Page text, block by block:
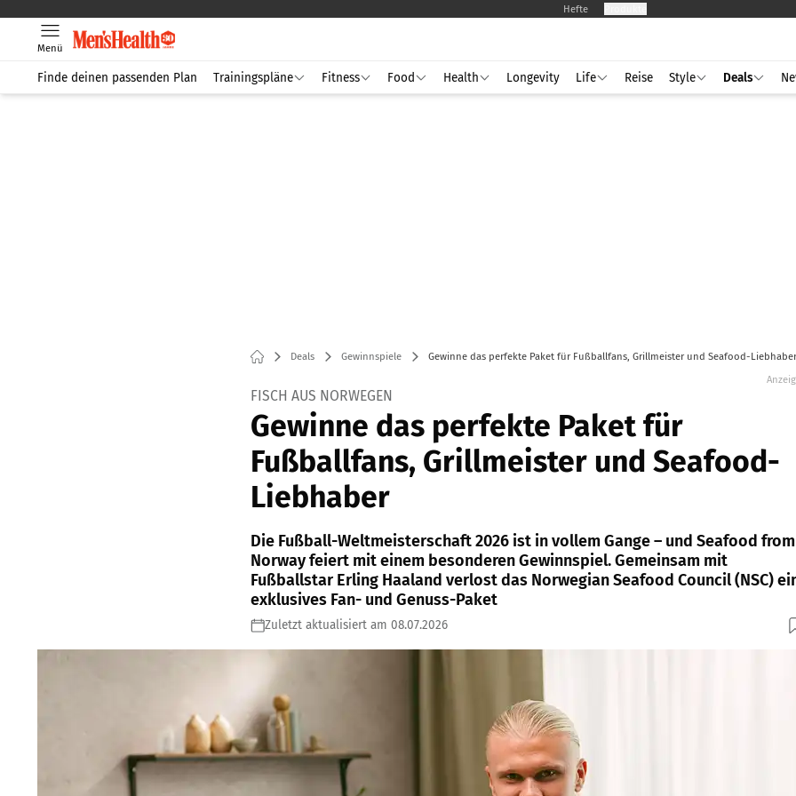
Hefte
Menü
Finde deinen passenden Plan Trainingspläne Fitness Food Health Longevity Life Reise Style Deals
Deals Gewinnspiele
Gewinne das perfekte Paket für Fußballfans, Grillmeister und Seafood-Liebhaber
FISCH AUS NORWEGEN
Gewinne das perfekte Paket für
Fußballfans, Grillmeister und Seafood-
Liebhaber
Die Fußball-Weltmeisterschaft 2026 ist in vollem Gange – und Seafood from
Norway feiert mit einem besonderen Gewinnspiel. Gemeinsam mit
Fußballstar Erling Haaland verlost das Norwegian Seafood Council (NSC)
exklusives Fan- und Genuss-Paket
Zuletzt aktualisiert am 08.07.2026